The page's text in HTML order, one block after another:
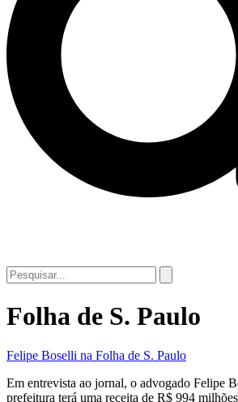
Folha de S. Paulo
Felipe Boselli na Folha de S. Paulo
Em entrevista ao jornal, o advogado Felipe
prefeitura terá uma receita de R$ 994